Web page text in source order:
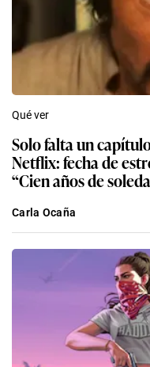
Qué ver
Solo falta un
Netflix: fecha de
“Cien años de
Carla Ocaña